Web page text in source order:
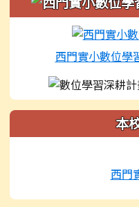
西門實小數位學
本
西門